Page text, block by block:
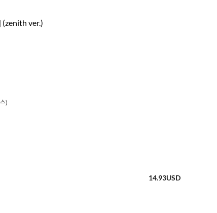
ver.)
)
14.93USD